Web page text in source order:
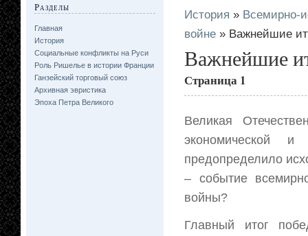
Разделы
Главная
История
Социальные конфликты на Руси
Роль Ришелье в истории Франции
Ганзейский торговый союз
Архивная эвристика
Эпоха Петра Великого
История » Всемирно-
войне » Важнейшие
Важнейшие
Страница 1
Великая
экономической
предопределило
– событие
войны?
Главный итог